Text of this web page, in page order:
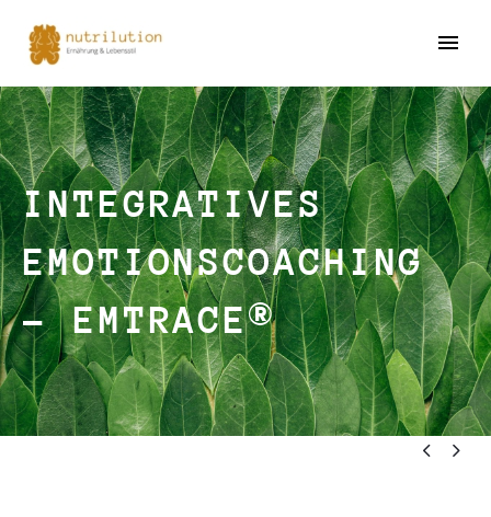
INTEGRATIVES
EMOTIONSCOACHING
– EMTRACE®
 